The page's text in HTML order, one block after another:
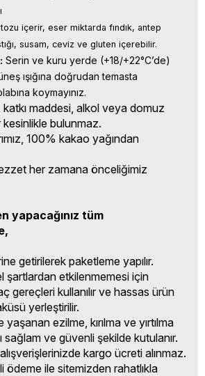
içerir, eser miktarda fındık, antep
susam, ceviz ve gluten içerebilir.
Serin ve kuru yerde (+18/+22°C’de)
ışığına doğrudan temasta
koymayınız.
katkı maddesi, alkol veya domuz
kesinlikle bulunmaz.
100% kakao yağından
her zamana önceliğimiz
yapacağınız tüm
getirilerek paketleme yapılır.
şartlardan etkilenmemesi için
gereçleri kullanılır ve hassas ürün
yerleştirilir.
ezilme, kırılma ve yırtılma
sağlam ve güvenli şekilde kutulanır.
kargo ücreti alınmaz.
ödeme ile sitemizden rahatlıkla